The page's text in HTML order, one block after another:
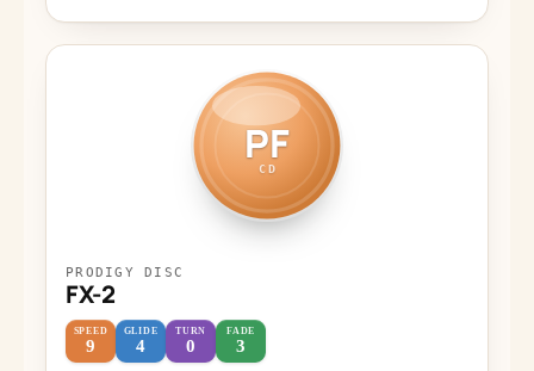
PF
CD
PRODIGY DISC
FX-2
SPEED
9
GLIDE
4
TURN
0
FADE
3